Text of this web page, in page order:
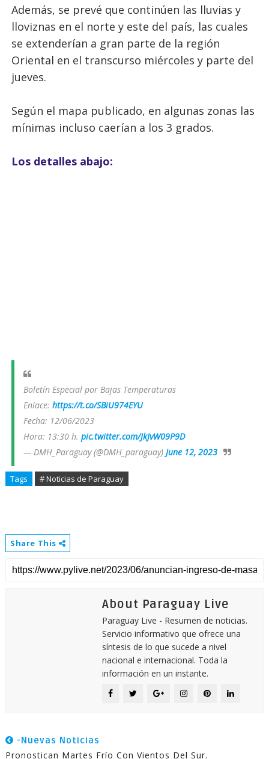
Además, se prevé que continúen las lluvias y
lloviznas en el norte y este del país, las cuales
se extenderían a gran parte de la región
Oriental en el transcurso miércoles y parte del
jueves.
Según el mapa publicado, en algunas zonas las
mínimas incluso caerían a los 3 grados.
Los detalles abajo:
Boletín Especial por Bajas Temperaturas
Enlace: https://t.co/SBiU974EYU
Fecha: 12/06/2023
Hora: 13:30 h. pic.twitter.com/JkJvW09P9D
— DMH_Paraguay (@DMH_paraguay) June 12, 2023
Tags # Noticias de Paraguay
Share This
About Paraguay Live
Paraguay Live - Resumen de noticias.
Servicio informativo que ofrece una
síntesis de lo que sucede a nivel
nacional e internacional. Toda la
información en un instante.
-Nuevas Noticias
Pronostican Martes Frío Con Vientos Del Sur.